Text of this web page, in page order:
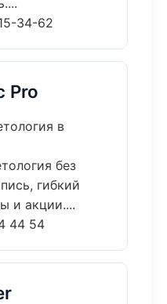
34-62
Pro
в
без
гибкий
и акции....
44 54